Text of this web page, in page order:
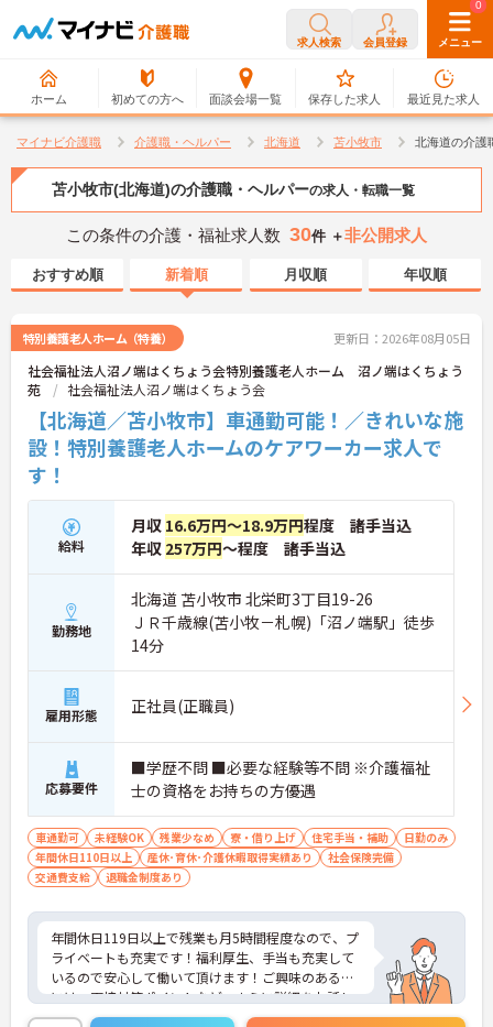
求人検索 会員登録 メニュー
ホーム 初めての方へ 面談会場一覧
0
保存した求人
0
最近見た求人
マイナビ介護職 介護職・ヘルパー 北海道 苫小牧市 北海道の介護
苫小牧市(北海道)の介護職・ヘルパーの求人・転職一覧
この条件の介護・福祉求人数 30件 ＋非公開求人
おすすめ順 新着順 月収順 年収順
特別養護老人ホーム（特養） 更新日：2026年08月05日
社会福祉法人沼ノ端はくちょう会特別養護老人ホーム 沼ノ端はくちょう
苑
社会福祉法人沼ノ端はくちょう会
【北海道／苫小牧市】車通勤可能！／きれいな施
設！特別養護老人ホームのケアワーカー求人で
す！
給料
月収 16.6万円～18.9万円程度 諸手当込
年収 257万円～程度 諸手当込
勤務地
北海道 苫小牧市 北栄町3丁目19-26
ＪＲ千歳線(苫小牧－札幌)「沼ノ端駅」徒歩
14分
雇用形態 正社員(正職員)
応募要件
■学歴不問 ■必要な経験等不問 ※介護福祉
士の資格をお持ちの方優遇
車通勤可 未経験OK 残業少なめ 寮・借り上げ 住宅手当・補助
日勤のみ
年間休日110日以上
産休･育休･介護休暇取得実績あり
社会保険完備
交通費支給
退職金制度あり
年間休日119日以上で残業も月5時間程度なので、プ
ライベートも充実です！福利厚生、手当も充実して
いるので安心して働いて頂けます！ご興味のある方
には、面接対策ポイントなど、さらに詳細をお話し
いたしますので、お気軽にご相談ください。